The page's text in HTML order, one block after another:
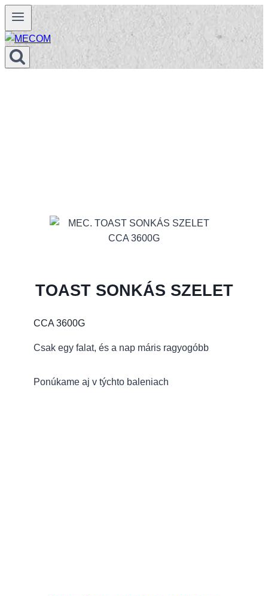
Prejsť
obsah
TOAST SONKÁS SZELET
CCA 3600G
Csak egy falat, és a nap máris ragyogóbb
Ponúkame aj v týchto baleniach